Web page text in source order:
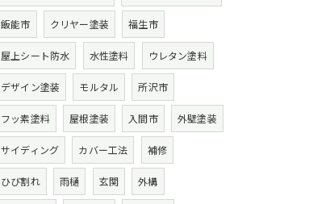
飯能市 クリヤー塗装 福生市
屋上シート防水 水性塗料 ウレタン塗料
デザイン塗装 モルタル 所沢市
フッ素塗料 屋根塗装 入間市 外壁塗装
サイディング カバー工法 補修
ひび割れ 雨樋 玄関 外構